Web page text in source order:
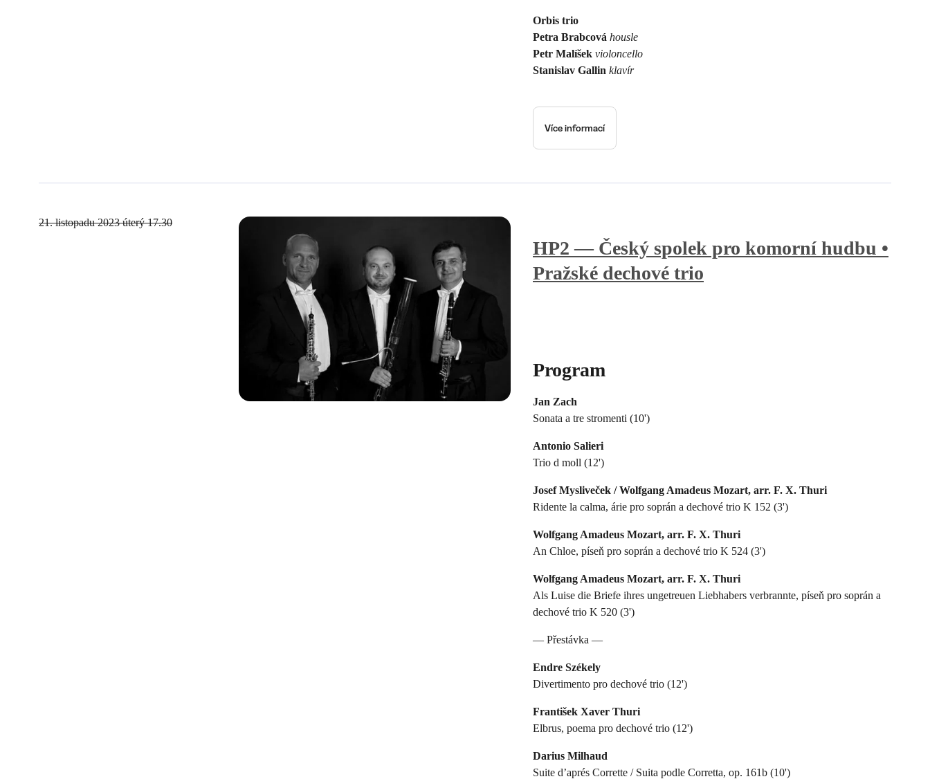
Orbis trio
Petra Brabcová housle
Petr Malíšek violoncello
Stanislav Gallin klavír
Více informací
HP2 — Český spolek pro komorní hudbu •
Pražské dechové trio
Program
Jan Zach
Sonata a tre stromenti (10')
Antonio Salieri
Trio d moll (12')
Josef Mysliveček / Wolfgang Amadeus Mozart, arr. F. X. Thuri
Ridente la calma, árie pro soprán a dechové trio K 152 (3')
Wolfgang Amadeus Mozart, arr. F. X. Thuri
An Chloe, píseň pro soprán a dechové trio K 524 (3')
Wolfgang Amadeus Mozart, arr. F. X. Thuri
Als Luise die Briefe ihres ungetreuen Liebhabers verbrannte, píseň pro soprán a
dechové trio K 520 (3')
— Přestávka —
Endre Székely
Divertimento pro dechové trio (12')
František Xaver Thuri
Elbrus, poema pro dechové trio (12')
Darius Milhaud
Suite dʼaprés Corrette / Suita podle Corretta, op. 161b (10')
21. listopadu 2023 úterý 17.30